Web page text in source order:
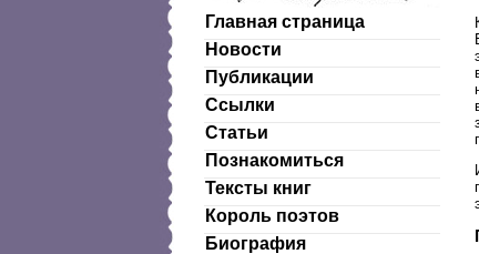
Главная страница
Новости
Публикации
Ссылки
Статьи
Познакомиться
Тексты книг
Король поэтов
Биография